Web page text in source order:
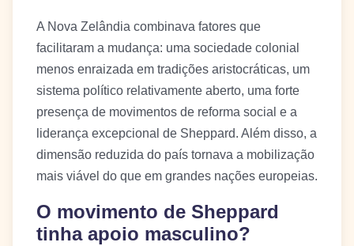
A Nova Zelândia combinava fatores que
facilitaram a mudança: uma sociedade colonial
menos enraizada em tradições aristocráticas, um
sistema político relativamente aberto, uma forte
presença de movimentos de reforma social e a
liderança excepcional de Sheppard. Além disso, a
dimensão reduzida do país tornava a mobilização
mais viável do que em grandes nações europeias.
O movimento de Sheppard
tinha apoio masculino?